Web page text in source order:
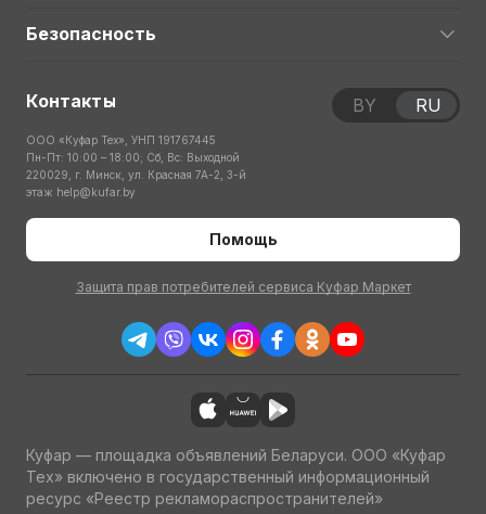
Безопасность
Контакты
ООО «Куфар Тех», УНП 191767445
Пн-Пт: 10:00 – 18:00; Сб, Вс: Выходной
220029, г. Минск, ул. Красная 7А-2, 3-й
этаж help@kufar.by
Помощь
Защита прав потребителей сервиса Куфар Маркет
BY RU
Куфар — площадка объявлений Беларуси. ООО «Куфар
Тех» включено в государственный информационный
ресурс «Реестр рекламораспространителей»